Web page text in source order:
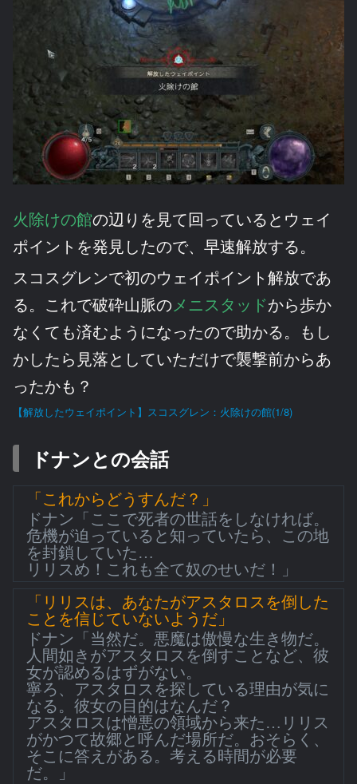
火除けの館の辺りを見て回っているとウェイ
ポイントを発見したので、早速解放する。
スコスグレンで初のウェイポイント解放であ
る。これで破砕山脈の メニスタッドから歩か
なくても済むようになったので助かる。もし
かしたら見落としていただけで襲撃前からあ
ったかも？
【解放したウェイポイント】スコスグレン：火除けの館(1/8)
ドナンとの会話
「これからどうすんだ？」
ドナン「ここで死者の世話をしなければ。
危機が迫っていると知っていたら、この地
を封鎖していた…
リリスめ！これも全て奴のせいだ！」
「リリスは、あなたがアスタロスを倒した
ことを信じていないようだ」
ドナン「当然だ。悪魔は傲慢な生き物だ。
人間如きがアスタロスを倒すことなど、彼
女が認めるはずがない。
寧ろ、アスタロスを探している理由が気に
なる。彼女の目的はなんだ？
アスタロスは憎悪の領域から来た…リリス
がかつて故郷と呼んだ場所だ。おそらく、
そこに答えがある。考える時間が必要
だ。」